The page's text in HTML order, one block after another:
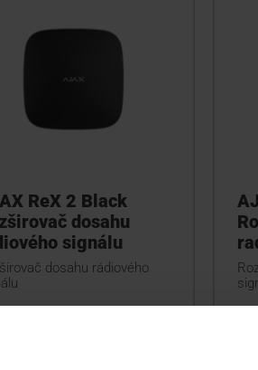
ReX 2 Black
dosahu
signálu
dosahu rádiového